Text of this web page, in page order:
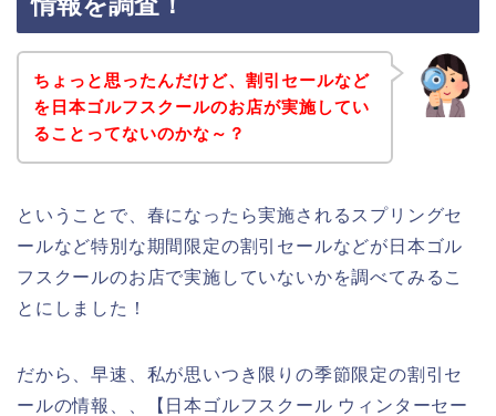
ちょっと思ったんだけど、割引セールなど
を日本ゴルフスクールのお店が実施してい
ることってないのかな～？
ということで、春になったら実施されるスプリングセ
ールなど特別な期間限定の割引セールなどが日本ゴル
フスクールのお店で実施していないかを調べてみるこ
とにしました！
だから、早速、私が思いつき限りの季節限定の割引セ
ールの情報、、【日本ゴルフスクール ウィンターセー